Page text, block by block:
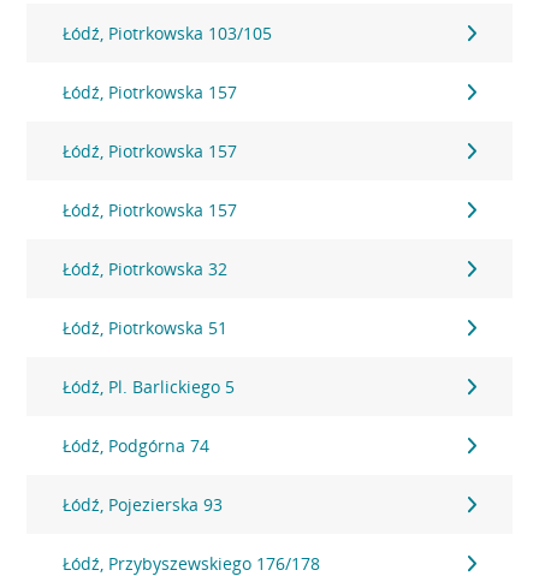
Łódź, Piotrkowska 103/105
Łódź, Piotrkowska 157
Łódź, Piotrkowska 157
Łódź, Piotrkowska 157
Łódź, Piotrkowska 32
Łódź, Piotrkowska 51
Łódź, Pl. Barlickiego 5
Łódź, Podgórna 74
Łódź, Pojezierska 93
Łódź, Przybyszewskiego 176/178